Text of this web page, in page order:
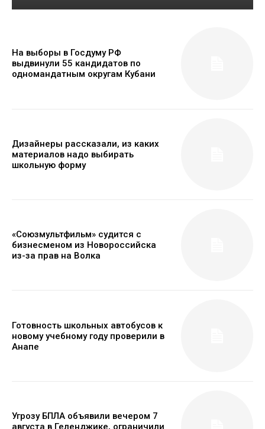
На выборы в Госдуму РФ
выдвинули 55 кандидатов по
одномандатным округам Кубани
Дизайнеры рассказали, из каких
материалов надо выбирать
школьную форму
«Союзмультфильм» судится с
бизнесменом из Новороссийска
из-за прав на Волка
Готовность школьных автобусов к
новому учебному году проверили в
Анапе
Угрозу БПЛА объявили вечером 7
августа в Геленджике, ограничили